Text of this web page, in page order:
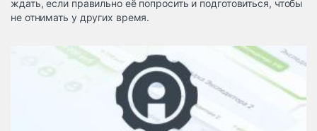
Коммерческий
транспорт
Автосервис,
запчасти, шины
Топливо, масла и
автохимия
Дзен
ждать, если правильно её попросить и подготовиться, чтобы
не отнимать у других время.